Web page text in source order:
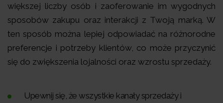
większej liczby osób i zaoferowanie im wygodnych
sposobów zakupu oraz interakcji z Twoją marką. W
ten sposób można lepiej odpowiadać na różnorodne
preferencje i potrzeby klientów, co może przyczynić
się do zwiększenia lojalności oraz wzrostu sprzedaży.
Upewnij się, że wszystkie kanały sprzedaży i